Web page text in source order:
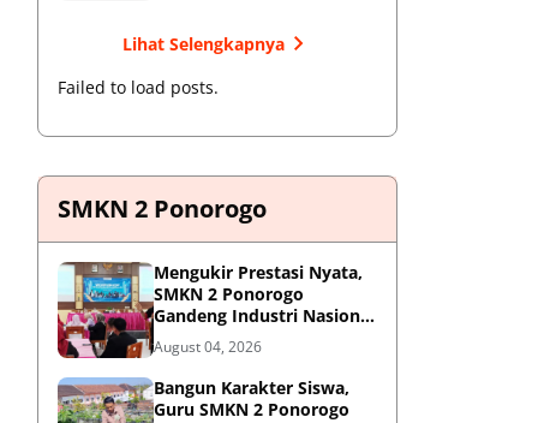
Lihat Selengkapnya
Failed to load posts.
SMKN 2 Ponorogo
Mengukir Prestasi Nyata,
SMKN 2 Ponorogo
Gandeng Industri Nasional
Demi Sesuaikan
Kurikulum dengan
Kebutuhan Dunia Kerja
August 04, 2026
Bangun Karakter Siswa,
Guru SMKN 2 Ponorogo